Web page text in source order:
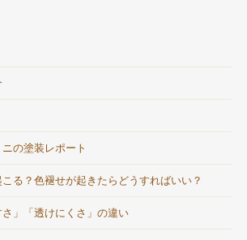
の塗装レポート
る？色褪せが起きたらどうすればいい？
」「透けにくさ」の違い